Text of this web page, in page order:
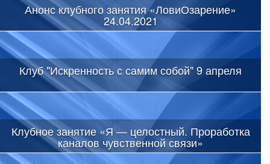
Анонс клубного занятия «ЛовиОзарение»
24.04.2021
Клуб "Искренность с самим собой" 9 апреля
Клубное занятие «Я — целостный. Проработка
каналов чувственной связи»